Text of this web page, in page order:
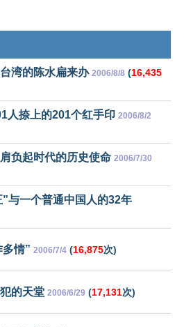
湾的陈水扁来办 2006/8/8 (16,435
人捺上的201个红手印 2006/8/2
负起时代的历史使命 2006/7/30
与一个普通中国人的32年
情” 2006/7/4 (16,875次)
的天堂 2006/6/29 (17,131次)